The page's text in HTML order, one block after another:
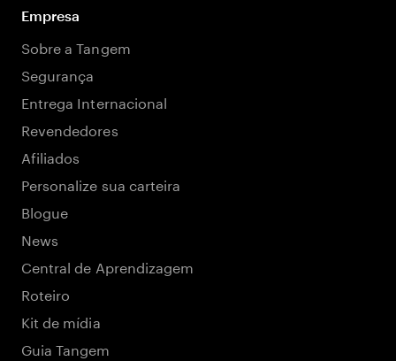
Empresa
Sobre a Tangem
Segurança
Entrega Internacional
Revendedores
Afiliados
Personalize sua carteira
Blogue
News
Central de Aprendizagem
Roteiro
Kit de mídia
Guia Tangem